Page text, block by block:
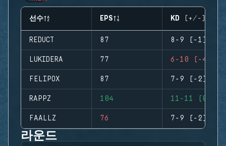
선수 EPS KD (+/-)
REDUCT 87 8-9 (-1)
LUKIDERA 77 6-10 (-4)
FELIPOX 87 7-9 (-2)
RAPPZ 104 11-11 (0)
FAALLZ 76 7-9 (-2)
라운드